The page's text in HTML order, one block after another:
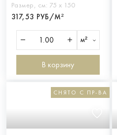
Размер, см: 75 х 150
317,53 РУБ/М²
м²
В корзину
СНЯТО С ПР-ВА